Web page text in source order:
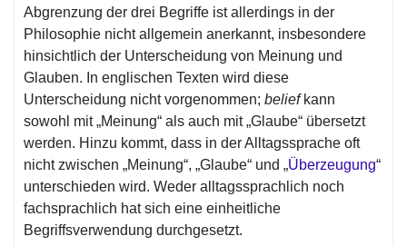
Abgrenzung der drei Begriffe ist allerdings in der
Philosophie nicht allgemein anerkannt, insbesondere
hinsichtlich der Unterscheidung von Meinung und
Glauben. In englischen Texten wird diese
Unterscheidung nicht vorgenommen; beliefkann
sowohl mit „Meinung“ als auch mit „Glaube“ übersetzt
werden. Hinzu kommt, dass in der Alltagssprache oft
nicht zwischen „Meinung“, „Glaube“ und „Überzeugung“
unterschieden wird. Weder alltagssprachlich noch
fachsprachlich hat sich eine einheitliche
Begriffsverwendung durchgesetzt.